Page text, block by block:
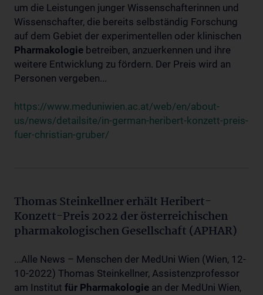
um die Leistungen junger Wissenschafterinnen und
Wissenschafter, die bereits selbständig Forschung
auf dem Gebiet der experimentellen oder klinischen
Pharmakologie betreiben, anzuerkennen und ihre
weitere Entwicklung zu fördern. Der Preis wird an
Personen vergeben...
https://www.meduniwien.ac.at/web/en/about-
us/news/detailsite/in-german-heribert-konzett-preis-
fuer-christian-gruber/
Thomas Steinkellner erhält Heribert-
Konzett-Preis 2022 der österreichischen
pharmakologischen Gesellschaft (APHAR)
...Alle News – Menschen der MedUni Wien (Wien, 12-
10-2022) Thomas Steinkellner, Assistenzprofessor
am Institut für Pharmakologie an der MedUni Wien,